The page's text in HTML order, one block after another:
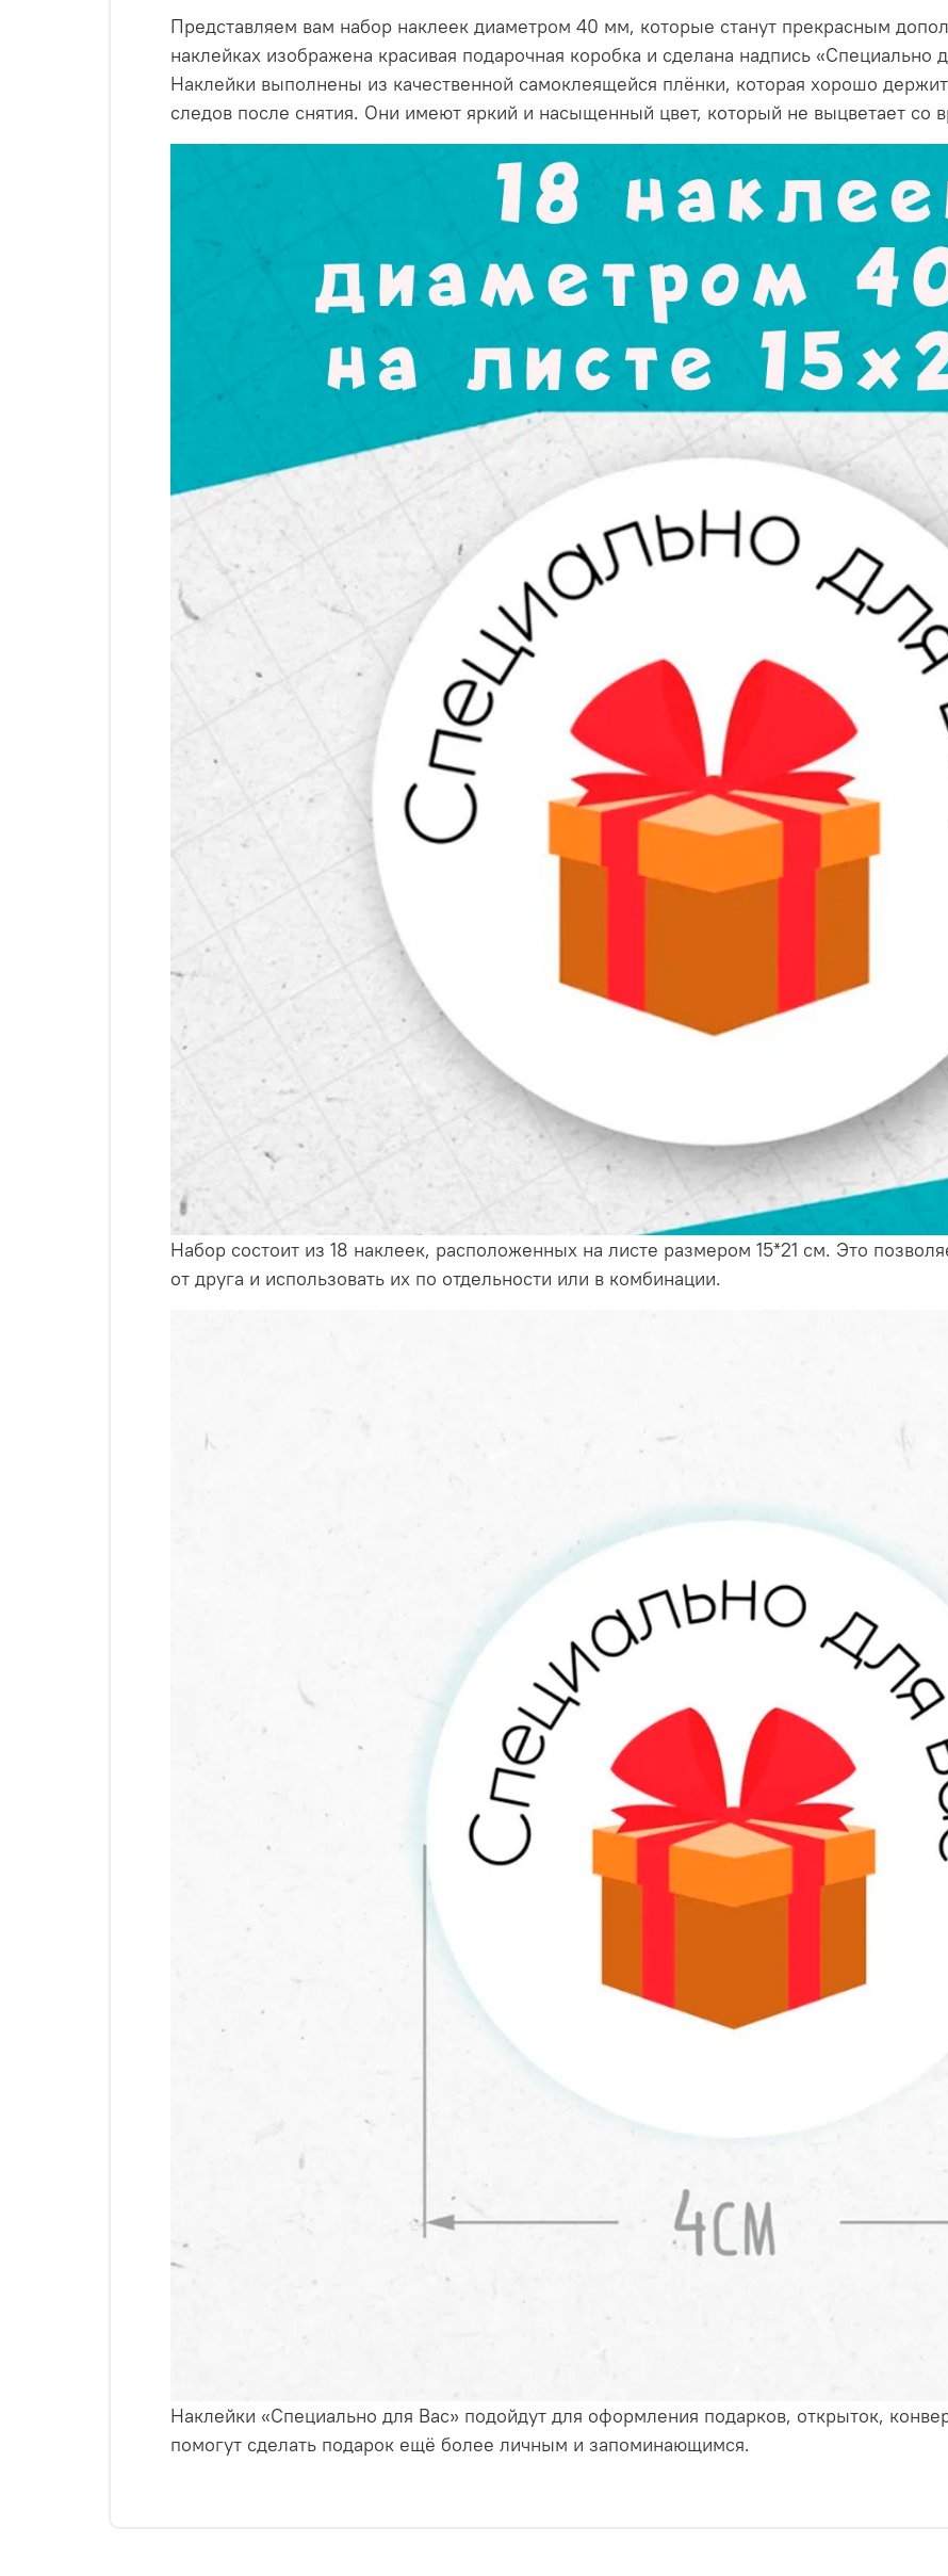
Набор состоит из 18
использовать их по
Наклейки
подарков, открыток,
сделать подарок ещё
Представляем вам набор наклеек диаметром 40 мм, которые станут прекрасным
наклейках изображена красивая подарочная коробка и сделана надпись «Специально
Наклейки выполнены из качественной самоклеящейся плёнки, которая хорошо
следов после снятия. Они имеют яркий и насыщенный цвет, который не выцветает со
Набор состоит из 18 наклеек, расположенных на листе размером 15*21 см. Это
от друга и использовать их по отдельности или в комбинации.
Наклейки «Специально для Вас» подойдут для оформления подарков, открыток,
помогут сделать подарок ещё более личным и запоминающимся.